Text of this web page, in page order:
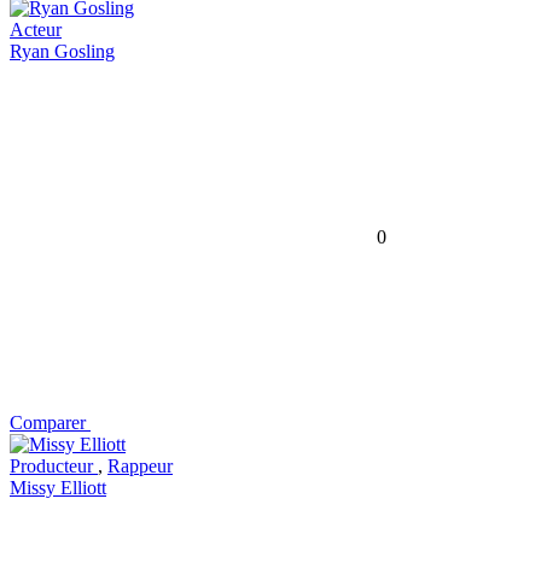
Acteur
Ryan Gosling
0
Comparer
Producteur , Rappeur
Missy Elliott